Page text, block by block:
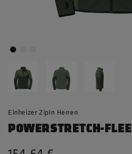
Einheizer ZipIn Herren
POWERSTRETCH-